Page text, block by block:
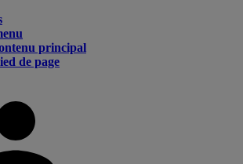
principal
de page